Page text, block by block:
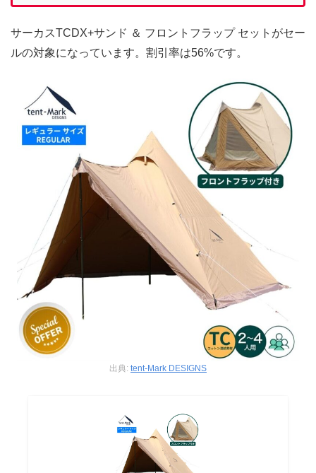
サーカスTCDX+サンド ＆ フロントフラップ セットがセー
ルの対象になっています。割引率は56%です。
出典: tent-Mark DESIGNS